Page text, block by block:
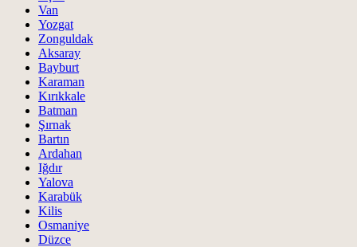
Van
Yozgat
Zonguldak
Aksaray
Bayburt
Karaman
Kırıkkale
Batman
Şırnak
Bartın
Ardahan
Iğdır
Yalova
Karabük
Kilis
Osmaniye
Düzce